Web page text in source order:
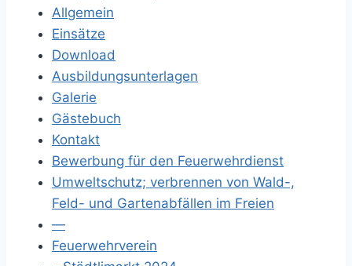
Allgemein
Einsätze
Download
Ausbildungsunterlagen
Galerie
Gästebuch
Kontakt
Bewerbung für den Feuerwehrdienst
Umweltschutz; verbrennen von Wald-,
Feld- und Gartenabfällen im Freien
—
Feuerwehrverein